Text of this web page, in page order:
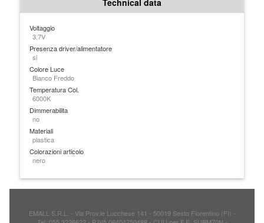
Technical data
Voltaggio
3,7V
Presenza driver/alimentatore
si
Colore Luce
Bianco Freddo
Temperatura Col.
6000K
Dimmerabilita
no
Materiali
plastica
Colorazioni articolo
nero
EMALL S.R.L. - Via Prov.le Lucchese 141 - 50019 Sesto Fiorentino (FI) -